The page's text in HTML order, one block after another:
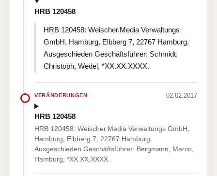
HRB 120458
HRB 120458: Weischer.Media Verwaltungs
GmbH, Hamburg, Elbberg 7, 22767 Hamburg.
Ausgeschieden Geschäftsführer: Schmidt,
Christoph, Wedel, *XX.XX.XXXX.
VERÄNDERUNGEN 02.02.2017
HRB 120458
HRB 120458: Weischer.Media Verwaltungs GmbH,
Hamburg, Elbberg 7, 22767 Hamburg.
Ausgeschieden Geschäftsführer: Bergmann, Marco,
Hamburg, *XX.XX.XXXX.